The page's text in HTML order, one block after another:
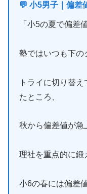
💬 小5男子｜偏
「小5の夏で偏差
塾ではいつも下の
トライに切り替
たところ、
秋から偏差値が急
理社を重点的に鍛
小6の春には偏差